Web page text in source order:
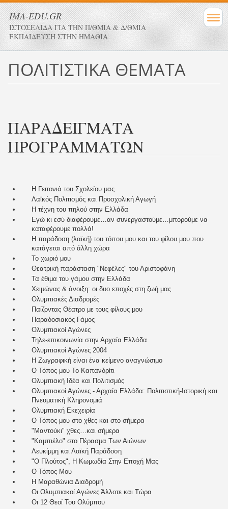
IMA-EDU.GR
ΙΣΤΟΣΕΛΙΔΑ ΓΙΑ ΤΗΝ Π/ΘΜΙΑ & Δ/ΘΜΙΑ
ΕΚΠΑΙΔΕΥΣΗ ΣΤΗΝ ΗΜΑΘΙΑ
ΠΟΛΙΤΙΣΤΙΚΑ ΘΕΜΑΤΑ
ΠΑΡΑΔΕΙΓΜΑΤΑ
ΠΡΟΓΡΑΜΜΑΤΩΝ
Η Γειτονιά του Σχολείου μας
Λαϊκός Πολιτισμός και Προσχολική Αγωγή
Η τέχνη του πηλού στην Ελλάδα
Εγώ κι εσύ διαφέρουμε…αν συνεργαστούμε…μπορούμε να
καταφέρουμε πολλά!
Η παράδοση (λαϊκή) του τόπου μου και του φίλου μου που
κατάγεται από άλλη χώρα
Το χωριό μου
Θεατρική παράσταση "Νεφέλες" του Αριστοφάνη
Τα έθιμα του γάμου στην Ελλάδα
Χειμώνας & άνοιξη: οι δυο εποχές στη ζωή μας
Ολυμπιακές Διαδρομές
Παίζοντας Θέατρο με τους φίλους μου
Παραδοσιακός Γάμος
Ολυμπιακοί Αγώνες
Τηλε-επικοινωνία στην Αρχαία Ελλάδα
Ολυμπιακοί Αγώνες 2004
Η Ζωγραφική είναι ένα κείμενο αναγνώσιμο
Ο Τόπος μου Το Καπανδρίτι
Ολυμπιακή Ιδέα και Πολιτισμός
Ολυμπιακοί Αγώνες - Αρχαία Ελλάδα: Πολιτιστική-Ιστορική και
Πνευματική Κληρονομιά
Oλυμπιακή Εκεχειρία
Ο Τόπος μου στο χθες και στο σήμερα
"Μαντούκι" χθες…και σήμερα
"Καμπιέλο" στο Πέρασμα Των Αιώνων
Λευκίμμη και Λαϊκή Παράδοση
"Ο Πλούτος", Η Κωμωδία Στην Εποχή Μας
Ο Τόπος Μου
Η Μαραθώνια Διαδρομή
Οι Ολυμπιακοί Αγώνες Άλλοτε και Τώρα
Οι 12 Θεοί Του Ολύμπου